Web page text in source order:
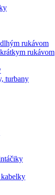
rukávom
rukávom
turbany